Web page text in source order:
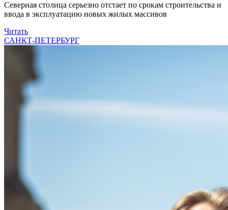
Северная столица серьезно отстает по срокам строительства и
ввода в эксплуатацию новых жилых массивов
Читать
САНКТ-ПЕТЕРБУРГ